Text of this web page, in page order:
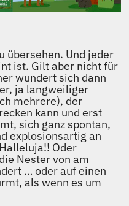
übersehen. Und jeder
ist. Gilt aber nicht für
wundert sich dann
ja langweiliger
mehrere), der
kann und erst
sich ganz spontan,
explosionsartig an
Oder
Nester von am
… oder auf einen
als wenn es um